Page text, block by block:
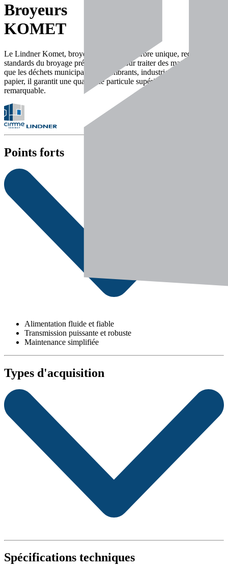
Broyeurs
KOMET
Le Lindner Komet, broyeur secondaire à arbre unique, redéfinit les
standards du broyage précis. Conçu pour traiter des matériaux tels
que les déchets municipaux, encombrants, industriels, textiles ou
papier, il garantit une qualité de particule supérieure et une efficacité
remarquable.
Points forts
Alimentation fluide et fiable
Transmission puissante et robuste
Maintenance simplifiée
Types d'acquisition
Spécifications techniques